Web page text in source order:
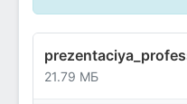
21.79 МБ